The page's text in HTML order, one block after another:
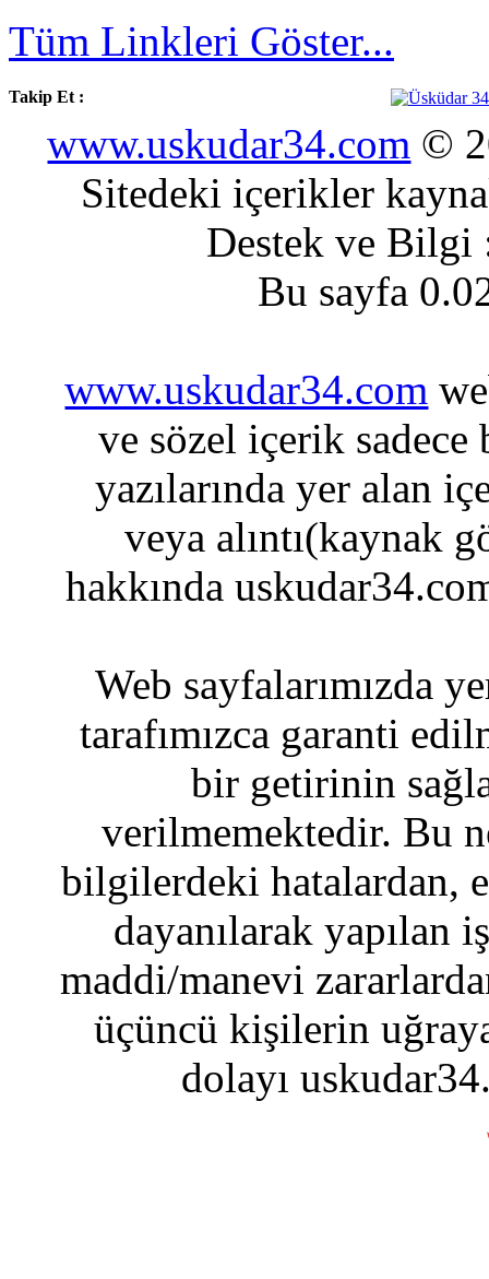
Tüm Linkleri Göster...
Takip Et :
www.uskudar34.com ©
Sitedeki içerikler
Destek ve
Bu sayfa
www.uskudar34.com
ve sözel içerik sadece
yazılarında yer alan
veya alıntı(kaynak
hakkında
Web sayfalarımızda
tarafımızca garanti
bir getirinin
verilmemektedir. Bu
bilgilerdeki hatalardan,
dayanılarak yapılan
maddi/manevi
üçüncü kişilerin
dolayı